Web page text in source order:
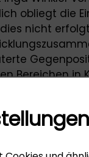
obliegt die
dies nicht
Bereichen in
der
die die